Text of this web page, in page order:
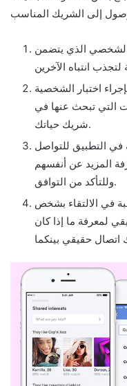
الذي يتضمن
اختبار الشخصية
التي تبحث عنها في
شريك حياتك.
التطبيق للتواصل
المزيد عن أنفسهم
وللتأكد من التوافق.
في الالتقاء بشخص
لمعرفة ما إذا كان